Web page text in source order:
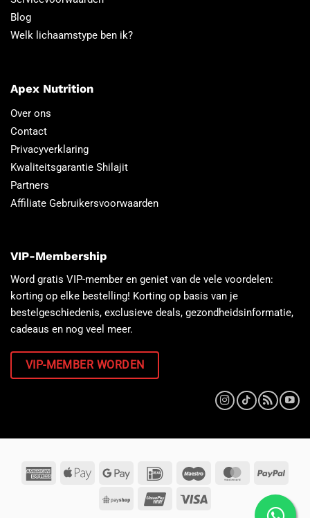
Blog
Welk lichaamstype ben ik?
Apex Nutrition
Over ons
Contact
Privacyverklaring
Kwaliteitsgarantie Shilajit
Partners
Affiliate Gebruikersvoorwaarden
VIP-Membership
Word gratis VIP-member en geniet van de vele voordelen:
korting op elke bestelling! Korting op basis van je
bestelgeschiedenis, exclusieve deals, gezondheidsinformatie,
cadeaus en nog veel meer.
VIP-MEMBER WORDEN